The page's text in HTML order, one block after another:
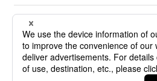
リーガル
カスタマーサービス